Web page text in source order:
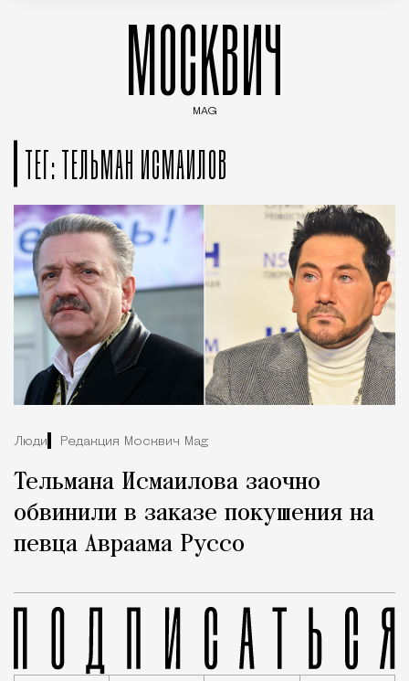
МОСКВИЧ
MAG
ТЕГ: ТЕЛЬМАН ИСМАИЛОВ
Люди Редакция Москвич Mag
Тельмана Исмаилова заочно
обвинили в заказе покушения на
певца Авраама Руссо